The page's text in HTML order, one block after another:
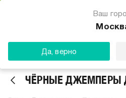
Ваш
Да, верно
ЧЁРНЫЕ ДЖЕМПЕРЫ
Магазин одежды для